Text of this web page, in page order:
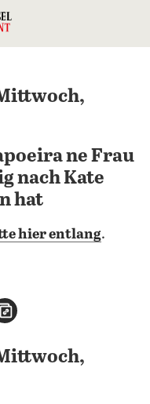
ne Frau
nach Kate
hat
hier entlang.
teilen
E-Mail teilen